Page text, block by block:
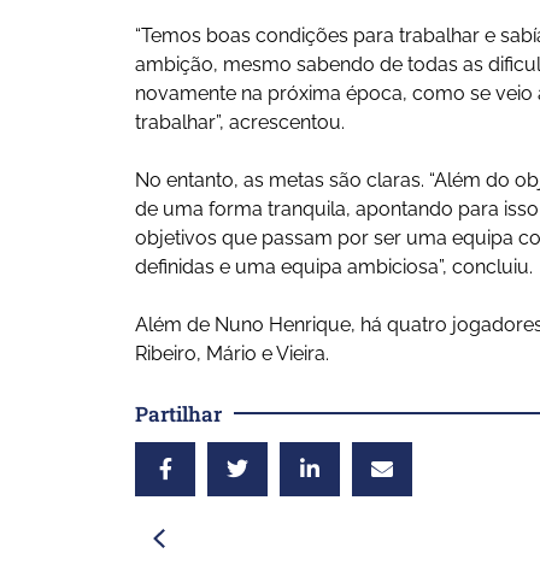
“Temos boas condições para trabalhar e
ambição, mesmo sabendo de todas as
novamente na próxima época, como se
trabalhar”, acrescentou.
No entanto, as metas são claras. “Além do
de uma forma tranquila, apontando para
objetivos que passam por ser uma equipa
definidas e uma equipa ambiciosa”, concluiu.
Além de Nuno Henrique, há quatro
Ribeiro, Mário e Vieira.
Partilhar